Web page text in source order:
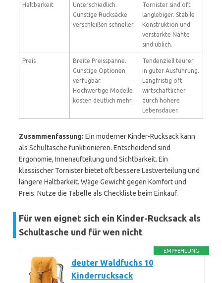
Haltbarkeit
Unterschiedlich.
Günstige Rucksäcke
verschleißen schneller.
Tornister sind oft
langlebiger. Stabile
Konstruktion und
verstärkte Nähte
sind üblich.
Preis
Breite Preisspanne.
Günstige Optionen
verfügbar.
Hochwertige Modelle
kosten deutlich mehr.
Tendenziell teurer
in guter Ausführung.
Langfristig oft
wirtschaftlicher
durch höhere
Lebensdauer.
Zusammenfassung: Ein moderner Kinder-Rucksack kann
als Schultasche funktionieren. Entscheidend sind
Ergonomie, Innenaufteilung und Sichtbarkeit. Ein
klassischer Tornister bietet oft bessere Lastverteilung und
längere Haltbarkeit. Wäge Gewicht gegen Komfort und
Preis. Nutze die Tabelle als Checkliste beim Einkauf.
Für wen eignet sich ein Kinder-Rucksack als
Schultasche und für wen nicht
EMPFEHLUNG
deuter Waldfuchs 10
Kinderrucksack